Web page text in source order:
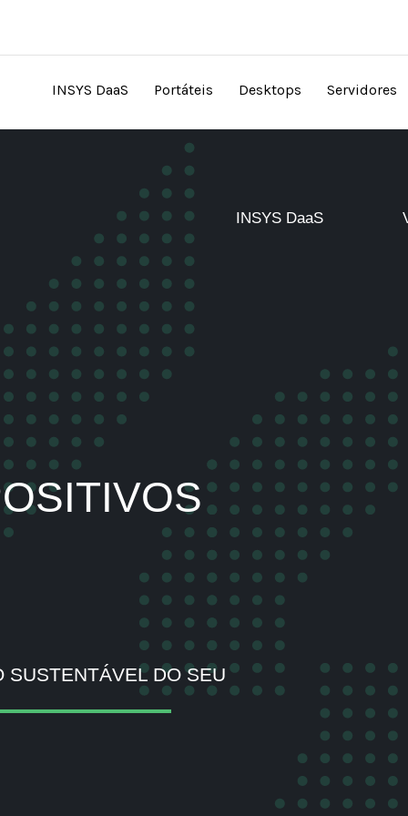
INSYS DaaS Portáteis Desktops Servidores
INSYS DaaS
SUSTENTÁVEL DO SEU